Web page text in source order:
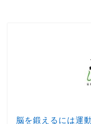
脳を鍛えるには運